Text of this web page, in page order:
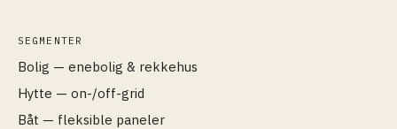
SEGMENTER
Bolig — enebolig & rekkehus
Hytte — on-/off-grid
Båt — fleksible paneler